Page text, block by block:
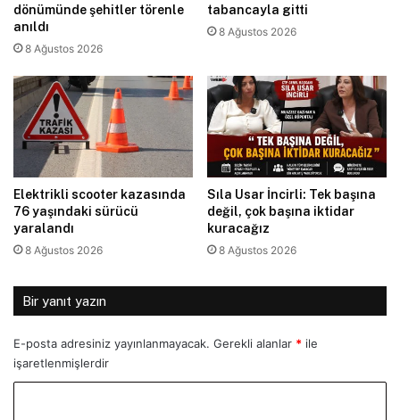
dönümünde şehitler törenle
anıldı
8 Ağustos 2026
tabancayla gitti
8 Ağustos 2026
Elektrikli scooter kazasında
76 yaşındaki sürücü
yaralandı
8 Ağustos 2026
Sıla Usar İncirli: Tek başına
değil, çok başına iktidar
kuracağız
8 Ağustos 2026
Bir yanıt yazın
E-posta adresiniz yayınlanmayacak. Gerekli alanlar * ile
işaretlenmişlerdir